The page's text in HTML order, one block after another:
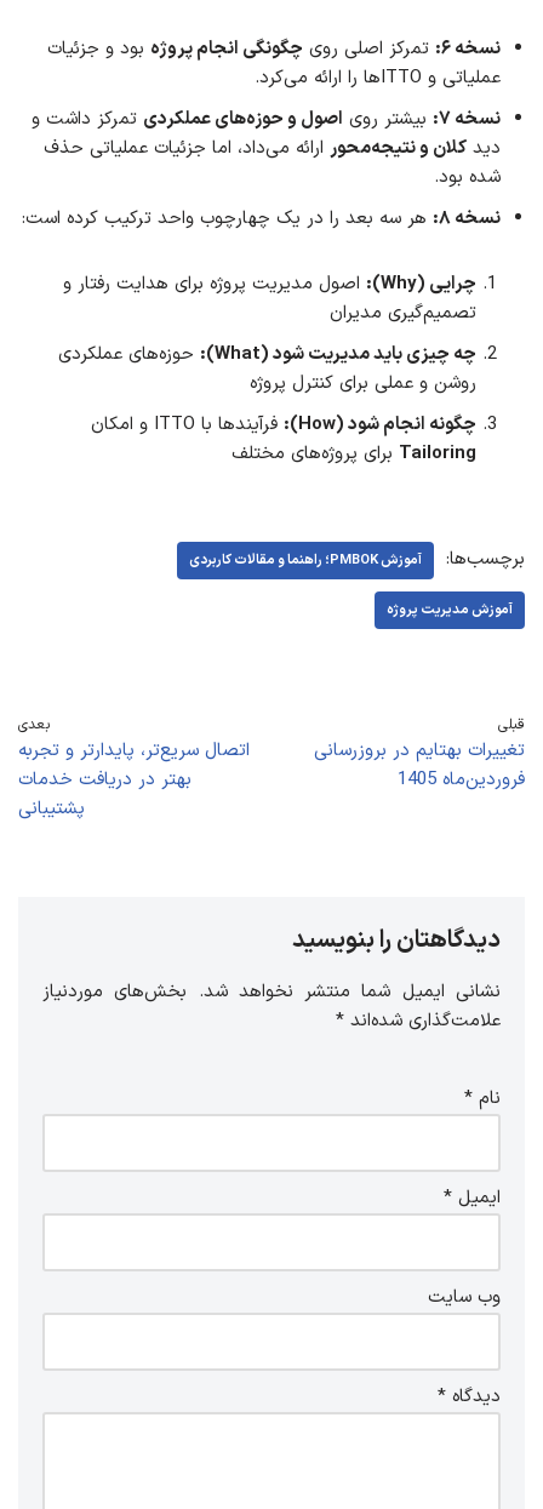
نسخه ۶: تمرکز اصلی روی چگونگی انجام پروژه بود و جزئیات
عملیاتی و ITTOها را ارائه می‌کرد.
نسخه ۷:
بیشتر روی اصول و حوزه‌های عملکردی تمرکز داشت و
دید کلان و نتیجه‌محور ارائه می‌داد، اما جزئیات عملیاتی حذف
شده بود.
نسخه ۸:
هر سه بعد را در یک چهارچوب واحد ترکیب کرده است:
چرایی (Why):
اصول مدیریت پروژه برای هدایت رفتار و
تصمیم‌گیری مدیران
چه چیزی باید مدیریت شود (What):
حوزه‌های عملکردی
روشن و عملی برای کنترل پروژه
چگونه انجام شود (How):
فرآیندها با ITTO و امکان
Tailoring برای پروژه‌های مختلف
برچسب‌ها: آموزش PMBOK؛ راهنما و مقالات کاربردی
آموزش مدیریت پروژه
قبلی
تغییرات بهتایم در بروزرسانی
فروردین‌ماه 1405
بعدی
اتصال سریع‌تر، پایدارتر و تجربه
بهتر در دریافت خدمات
پشتیبانی
دیدگاهتان را بنویسید
نشانی ایمیل شما منتشر نخواهد شد. بخش‌های موردنیاز
علامت‌گذاری شده‌اند *
نام *
ایمیل *
وب‌ سایت
دیدگاه *